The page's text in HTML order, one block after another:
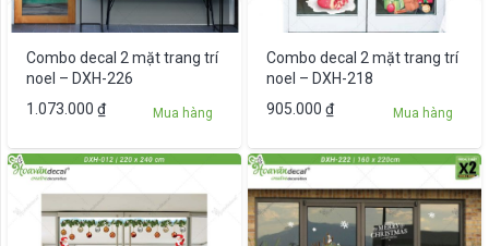
Combo decal 2 mặt trang trí
noel – DXH-226
1.073.000 ₫ Mua hàng
Combo decal 2 mặt trang trí
noel – DXH-218
905.000 ₫ Mua hàng